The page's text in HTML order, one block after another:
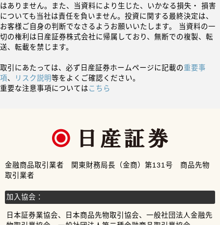
はありません。また、当資料により生じた、いかなる損失・ 損害
についても当社は責任を負いません。投資に関する最終決定は、
お客様ご自身の判断でなさるようお願いいたします。 当資料の一
切の権利は日産証券株式会社に帰属しており、無断での複製、転
送、転載を禁じます。
取引にあたっては、必ず日産証券ホームページに記載の重要事
項、 リスク説明等をよくご確認ください。
重要な注意事項についてはこちら
金融商品取引業者 関東財務局長（金商）第131号 商品先物
取引業者
加入協会：
日本証券業協会、日本商品先物取引協会、一般社団法人金融先